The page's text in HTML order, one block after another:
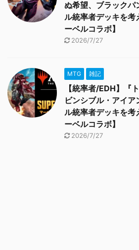
ぬ希望、ブラックパ
ル統率者デッキを考
ーベルコラボ】
2026/7/27
MTG 雑記
【統率者/EDH】『
ビンシブル・アイ
ル統率者デッキを考
ーベルコラボ】
2026/7/27